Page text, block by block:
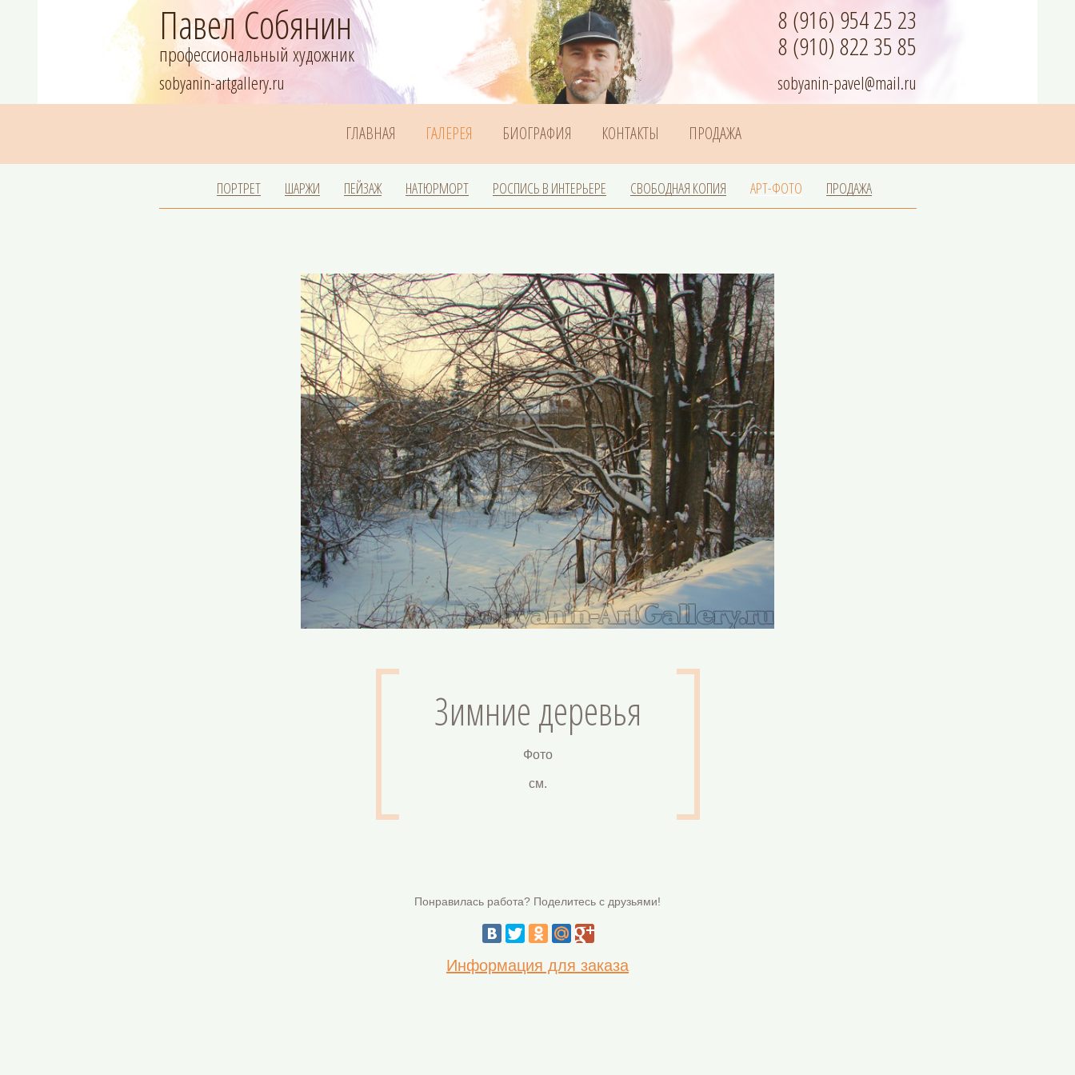
Павел Собянин
профессиональный художник
sobyanin-artgallery.ru
8 (916) 954 25 23
8 (910) 822 35 85
sobyanin-pavel@mail.ru
ГЛАВНАЯ ГАЛЕРЕЯ БИОГРАФИЯ КОНТАКТЫ ПРОДАЖА
ПОРТРЕТ ШАРЖИ ПЕЙЗАЖ НАТЮРМОРТ РОСПИСЬ В ИНТЕРЬЕРЕ СВОБОДНАЯ КОПИЯ АРТ-ФОТО ПРОДАЖА
Зимние деревья
Фото
см.
Понравилась работа? Поделитесь с друзьями!
Информация для заказа